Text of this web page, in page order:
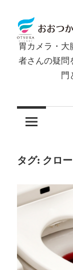
ン
テ
ン
ツ
キ
胃
メ
ラ・
大
腸
カ
ラ・
胃カメラ・
者さんの疑問
門
タグ: クロ